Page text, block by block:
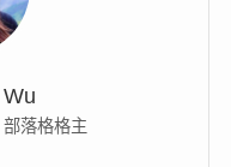
部落格格主